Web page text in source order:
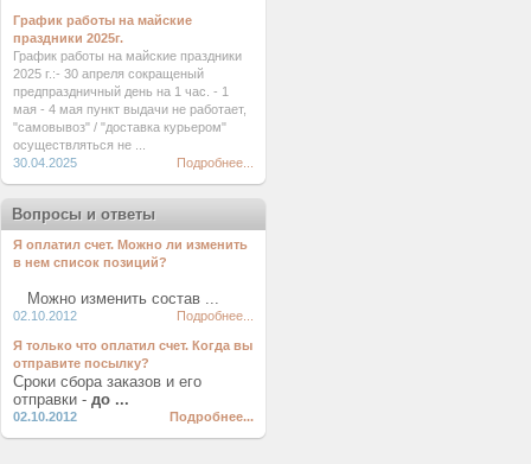
График работы на майские
праздники 2025г.
График работы на майские праздники
2025 г.:- 30 апреля сокращеный
предпраздничный день на 1 час. - 1
мая - 4 мая пункт выдачи не работает,
"самовывоз" / "доставка курьером"
осуществляться не ...
30.04.2025
Подробнее...
Вопросы и ответы
Я оплатил счет. Можно ли изменить
в нем список позиций?
Можно изменить состав ...
02.10.2012 Подробнее...
Я только что оплатил счет. Когда вы
отправите посылку?
Сроки сбора заказов и его
отправки - до ...
02.10.2012 Подробнее...